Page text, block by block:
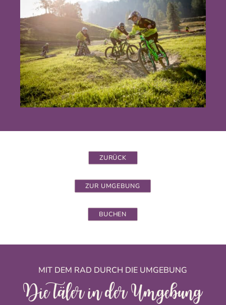
ZURÜCK
ZUR UMGEBUNG
BUCHEN
MIT DEM RAD DURCH DIE UMGEBUNG
Die Täler in der Umgebung